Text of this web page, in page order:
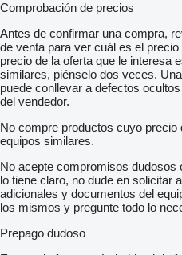
Comprobación de precios
Antes de confirmar una compra,
de venta para ver cuál es el
precio de la oferta que le interesa
similares, piénselo dos veces.
puede conllevar a defectos
del vendedor.
No compre productos cuyo
equipos similares.
No acepte compromisos
lo tiene claro, no dude en solicitar
adicionales y documentos del
los mismos y pregunte todo lo
Prepago dudoso